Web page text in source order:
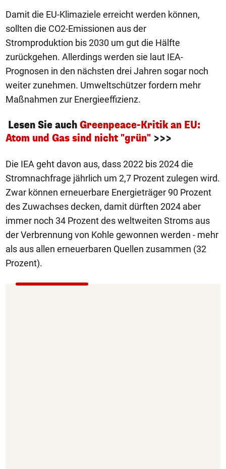
Damit die EU-Klimaziele erreicht werden können,
sollten die CO2-Emissionen aus der
Stromproduktion bis 2030 um gut die Hälfte
zurückgehen. Allerdings werden sie laut IEA-
Prognosen in den nächsten drei Jahren sogar noch
weiter zunehmen. Umweltschützer fordern mehr
Maßnahmen zur Energieeffizienz.
Lesen Sie auchGreenpeace-Kritik an EU:
Atom und Gas sind nicht "grün" >>>
Die IEA geht davon aus, dass 2022 bis 2024 die
Stromnachfrage jährlich um 2,7 Prozent zulegen wird.
Zwar können erneuerbare Energieträger 90 Prozent
des Zuwachses decken, damit dürften 2024 aber
immer noch 34 Prozent des weltweiten Stroms aus
der Verbrennung von Kohle gewonnen werden - mehr
als aus allen erneuerbaren Quellen zusammen (32
Prozent).